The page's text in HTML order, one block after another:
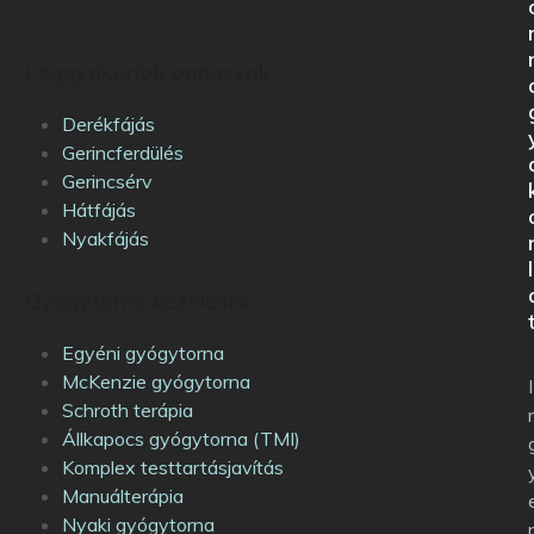
Derékfájás
Gerincferdülés
Gerincsérv
Hátfájás
Nyakfájás
Egyéni gyógytorna
McKenzie gyógytorna
Schroth terápia
Állkapocs gyógytorna (TMI)
Komplex testtartásjavítás
Manuálterápia
Nyaki gyógytorna
l
I